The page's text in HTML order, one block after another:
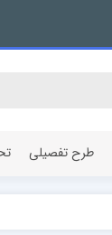
طرح تفصیلی